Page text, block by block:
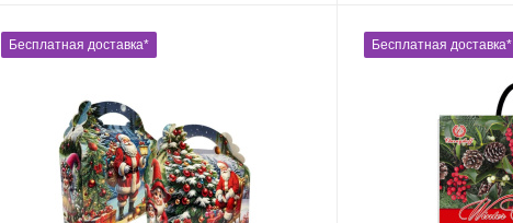
Бесплатная доставка* Бесплатная доставка*